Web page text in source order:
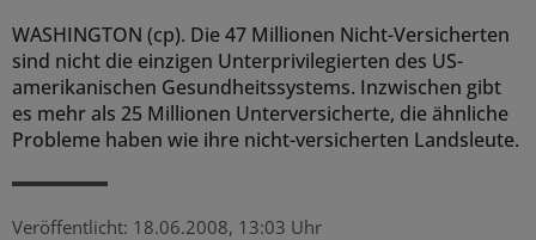
WASHINGTON (cp). Die 47 Millionen Nicht-Versicherten
sind nicht die einzigen Unterprivilegierten des US-
amerikanischen Gesundheitssystems. Inzwischen gibt
es mehr als 25 Millionen Unterversicherte, die ähnliche
Probleme haben wie ihre nicht-versicherten Landsleute.
Veröffentlicht: 18.06.2008, 13:03 Uhr